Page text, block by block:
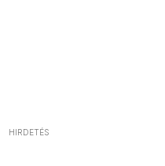
HIRDETÉS